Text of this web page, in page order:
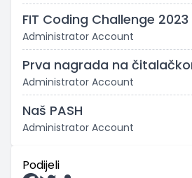
FIT Coding Challenge
Administrator Account
Prva nagrada na
Administrator Account
Naš PASH
Administrator Account
Podijeli